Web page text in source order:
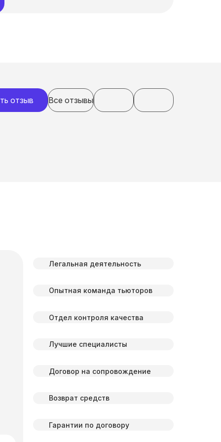
отзыв Все отзывы
Легальная деятельность
Опытная команда тьюторов
Отдел контроля качества
Лучшие специалисты
Договор на сопровождение
Возврат средств
Гарантии по договору